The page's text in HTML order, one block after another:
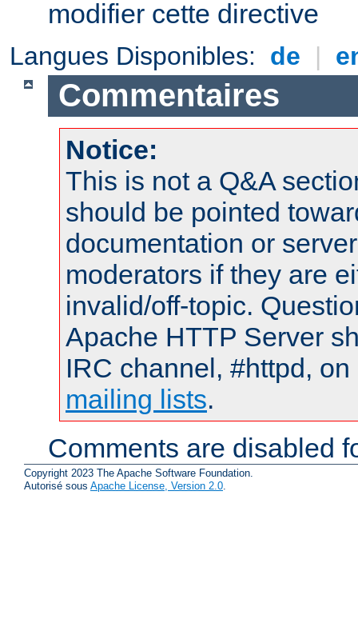
modifier cette directive
Langues Disponibles: de |
Commentaires
Notice:
This is not a Q&A
should be pointed
documentation or
moderators if they are
invalid/off-topic.
Apache HTTP Server
IRC channel, #httpd,
mailing lists.
Comments are disabled
Copyright 2023 The Apache Software Foundation.
Autorisé sous Apache License, Version 2.0